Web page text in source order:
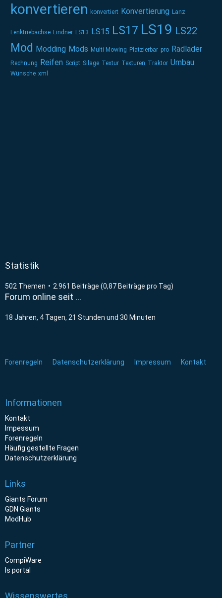
konvertieren konvertiert Konvertierung Lanz
Lenktriebachse Lindner LS13 LS15 LS17 LS19 LS22
Mod Modding Mods Multi Mowing Platzierbar pro Radlader
Rechnung Reifen Script Silage Textur Texturen Traktor Umbau
Wünsche xml
Statistik
502 Themen 2.961 Beiträge (0,87 Beiträge pro Tag)
Forum online seit …
18 Jahren, 4 Tagen, 21 Stunden und 30 Minuten
Forenregeln Datenschutzerklärung Impressum Kontakt
Informationen
Kontakt
Impessum
Forenregeln
Häufig gestellte Fragen
Datenschutzerklärung
Links
Giants Forum
GDN Giants
ModHub
Partner
CompiWare
ls portal
Wissenswertes